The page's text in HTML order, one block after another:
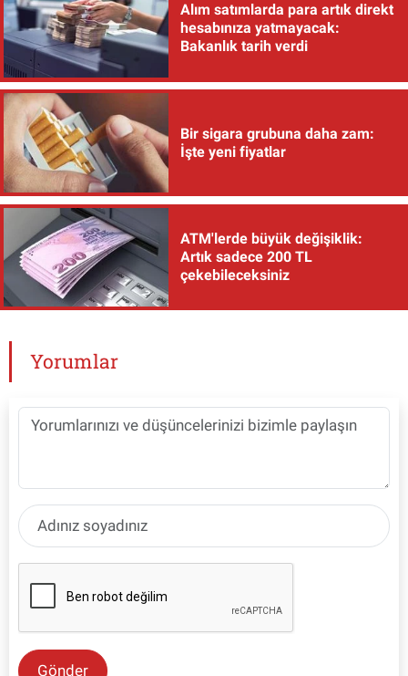
Alım satımlarda para artık direkt
hesabınıza yatmayacak:
Bakanlık tarih verdi
Bir sigara grubuna daha zam:
İşte yeni fiyatlar
ATM'lerde büyük değişiklik:
Artık sadece 200 TL
çekebileceksiniz
Yorumlar
Gönder